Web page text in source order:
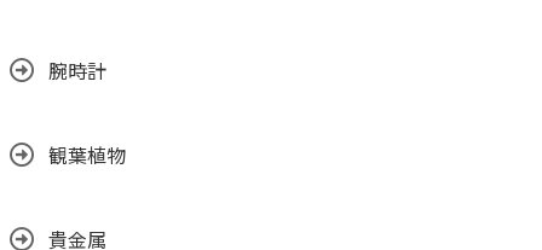
腕時計
観葉植物
貴金属